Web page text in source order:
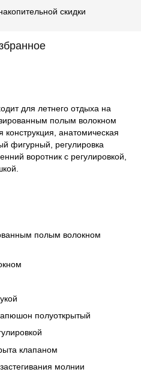
скидки
для летнего отдыха на
полым волокном
анатомическая
фигурный, регулировка
воротник с регулировкой,
полым волокном
полуоткрытый
клапаном
молнии